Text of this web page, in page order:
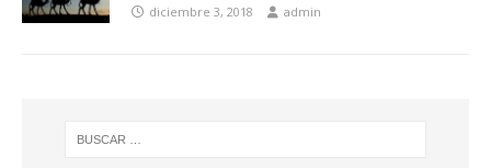
diciembre 3, 2018 admin